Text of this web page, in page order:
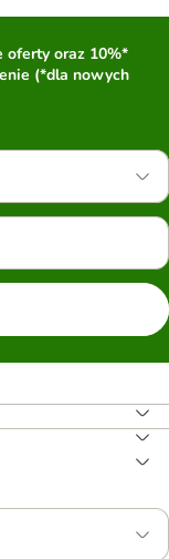
oferty oraz 10%*
(*dla nowych